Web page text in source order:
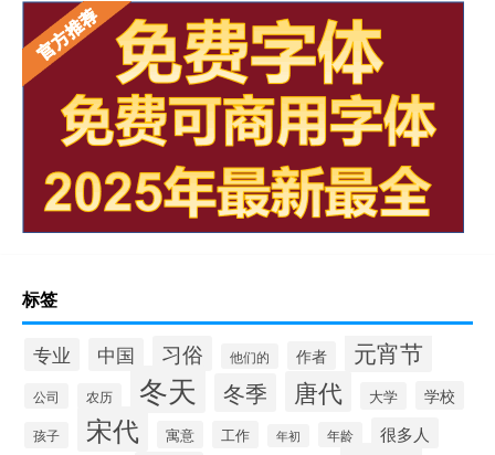
标签
专业 中国 习俗 他们的 作者 元宵节
公司 农历 冬天 冬季 唐代 大学 学校
孩子 宋代 寓意 工作 年初 年龄 很多人